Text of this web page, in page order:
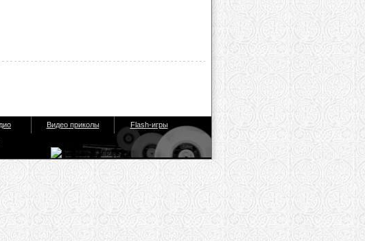
Видео приколы
Flash-игры